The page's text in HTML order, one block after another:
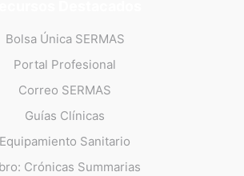
Bolsa Única SERMAS
Portal Profesional
Correo SERMAS
Guías Clínicas
Equipamiento Sanitario
Crónicas Summarias